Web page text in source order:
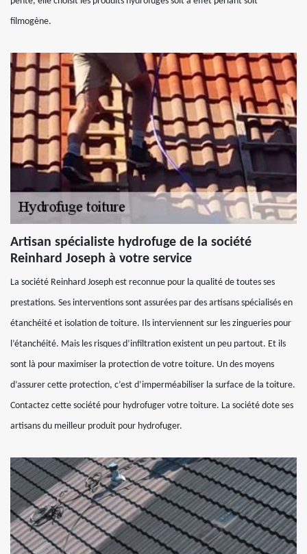
filmogène.
Artisan spécialiste hydrofuge de la société
Reinhard Joseph à votre service
La société Reinhard Joseph est reconnue pour la qualité de toutes ses
prestations. Ses interventions sont assurées par des artisans spécialisés en
étanchéité et isolation de toiture. Ils interviennent sur les zingueries pour
l’étanchéité. Mais les risques d’infiltration existent un peu partout. Et ils
sont là pour maximiser la protection de votre toiture. Un des moyens
d’assurer cette protection, c’est d’imperméabiliser la surface de la toiture.
Contactez cette société pour hydrofuger votre toiture. La société dote ses
artisans du meilleur produit pour hydrofuger.